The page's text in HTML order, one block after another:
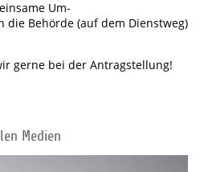
Um-
die Behörde (auf dem Dienstweg)
gerne bei der Antragstellung!
Medien